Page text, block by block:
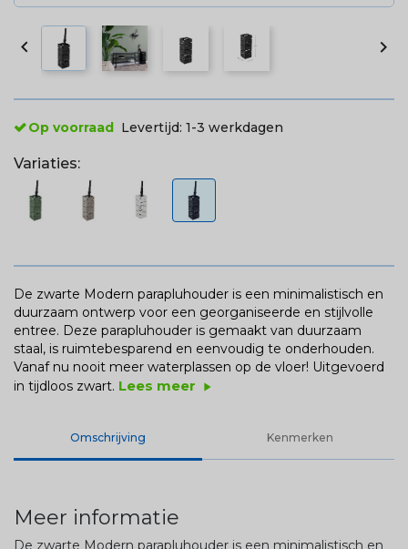
 
Op voorraad Levertijd: 1-3 werkdagen
Variaties:
De zwarte Modern parapluhouder is een minimalistisch en
duurzaam ontwerp voor een georganiseerde en stijlvolle
entree. Deze parapluhouder is gemaakt van duurzaam
staal, is ruimtebesparend en eenvoudig te onderhouden.
Vanaf nu nooit meer waterplassen op de vloer! Uitgevoerd
in tijdloos zwart. Lees meer play_arrow
Omschrijving Kenmerken
Meer informatie
De zwarte Modern parapluhouder is een minimalistisch en